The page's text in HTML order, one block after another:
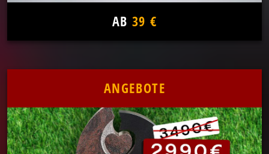
AB 39 €
ANGEBOTE